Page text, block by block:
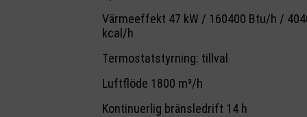
Värmeeffekt 47 kW / 160400 Btu/h /
kcal/h
Termostatstyrning: tillval
Luftflöde 1800 m³/h
Kontinuerlig bränsledrift 14 h